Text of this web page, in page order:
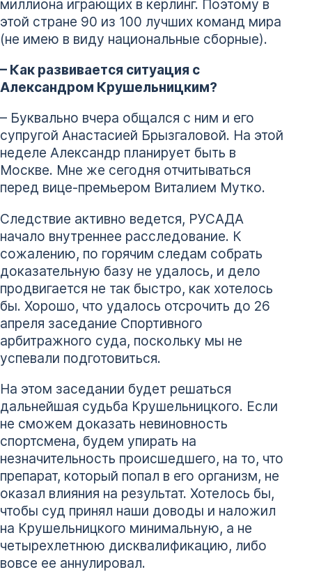
миллиона играющих в керлинг. Поэтому в
этой стране 90 из 100 лучших команд мира
(не имею в виду национальные сборные).
– Как развивается ситуация с
Александром Крушельницким?
– Буквально вчера общался с ним и его
супругой Анастасией Брызгаловой. На этой
неделе Александр планирует быть в
Москве. Мне же сегодня отчитываться
перед вице-премьером Виталием Мутко.
Следствие активно ведется, РУСАДА
начало внутреннее расследование. К
сожалению, по горячим следам собрать
доказательную базу не удалось, и дело
продвигается не так быстро, как хотелось
бы. Хорошо, что удалось отсрочить до 26
апреля заседание Спортивного
арбитражного суда, поскольку мы не
успевали подготовиться.
На этом заседании будет решаться
дальнейшая судьба Крушельницкого. Если
не сможем доказать невиновность
спортсмена, будем упирать на
незначительность происшедшего, на то, что
препарат, который попал в его организм, не
оказал влияния на результат. Хотелось бы,
чтобы суд принял наши доводы и наложил
на Крушельницкого минимальную, а не
четырехлетнюю дисквалификацию, либо
вовсе ее аннулировал.